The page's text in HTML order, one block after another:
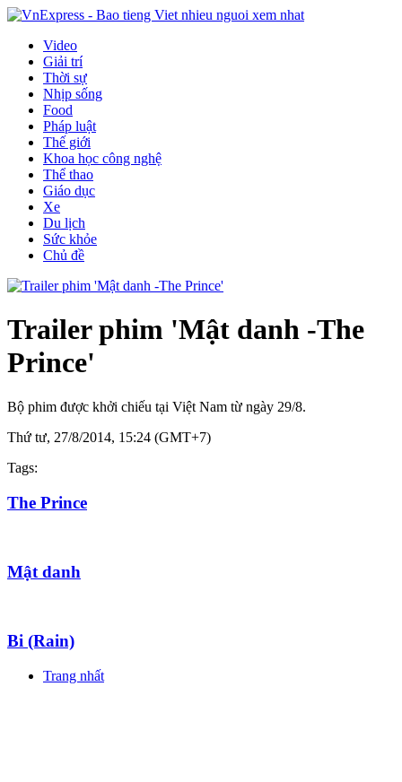
Video
Giải trí
Thời sự
Nhịp sống
Food
Pháp luật
Thế giới
Khoa học công nghệ
Thể thao
Giáo dục
Xe
Du lịch
Sức khỏe
Chủ đề
Trailer phim 'Mật danh -The
Prince'
Bộ phim được khởi chiếu tại Việt Nam từ ngày 29/8.
Thứ tư, 27/8/2014, 15:24 (GMT+7)
Tags:
The Prince
Mật danh
Bi (Rain)
Trang nhất